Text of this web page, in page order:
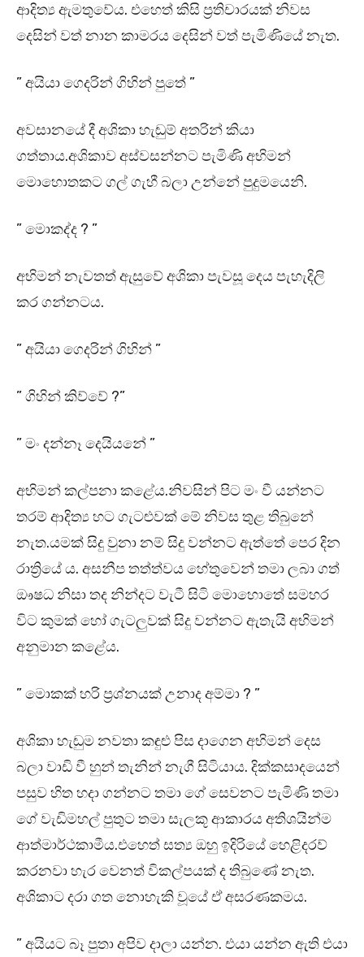
ආදිත්‍ය ඇමතුවේය. එහෙත් කිසි ප්‍රතිචාරයක් නිවස
දෙසින් වත් නාන කාමරය දෙසින් වත් පැමිණියේ නැත.
” අයියා ගෙදරින් ගිහින් පුතේ ”
අවසානයේ දී අශිකා හැඬුම් අතරින් කියා
ගත්තාය.අශිකාව අස්වසන්නට පැමිණි අභිමන්
මොහොතකට ගල් ගැහී බලා උන්නේ පුදුමයෙනි.
” මොකද්ද ? ”
අභිමන් නැවතත් ඇසුවේ අශිකා පැවසූ දෙය පැහැදිලි
කර ගන්නටය.
” අයියා ගෙදරින් ගිහින් ”
” ගිහින් කිව්වේ ?”
” මං දන්නෑ දෙයියනේ ”
අභිමන් කල්පනා කළේය.නිවසින් පිට මං වී යන්නට
තරම් ආදිත්‍ය හට ගැටළුවක් මේ නිවස තුළ තිබුනේ
නැත.යමක් සිදු වුනා නම් සිදු වන්නට ඇත්තේ පෙර දින
රාත්‍රියේ ය. අසනීප තත්ත්වය හේතුවෙන් තමා ලබා ගත්
ඖෂධ නිසා තද නින්දට වැටී සිටි මොහොතේ සමහර
විට කුමක් හෝ ගැටලුවක් සිදු වන්නට ඇතැයි අභිමන්
අනුමාන කළේය.
” මොකක් හරි ප්‍රශ්නයක් උනාද අම්මා ? ”
අශිකා හැඬුම නවතා කඳුළු පිස දාගෙන අභිමන් දෙස
බලා වාඩි වී හුන් තැනින් නැගී සිටියාය. දික්කසාදයෙන්
පසුව හිත හදා ගන්නට තමා ගේ සෙවනට පැමිණි තමා
ගේ වැඩිමහල් පුතුට තමා සැලකූ ආකාරය අතිශයින්ම
ආත්මාර්ථකාමීය.එහෙත් සත්‍ය ඔහු ඉදිරියේ හෙළිදරව්
කරනවා හැර වෙනත් විකල්පයක් ද තිබුණේ නැත.
අශිකාට දරා ගත නොහැකි වූයේ ඒ අසරණකමය.
” අයියට බෑ පුතා අපිව දාලා යන්න. එයා යන්න ඇති එයා